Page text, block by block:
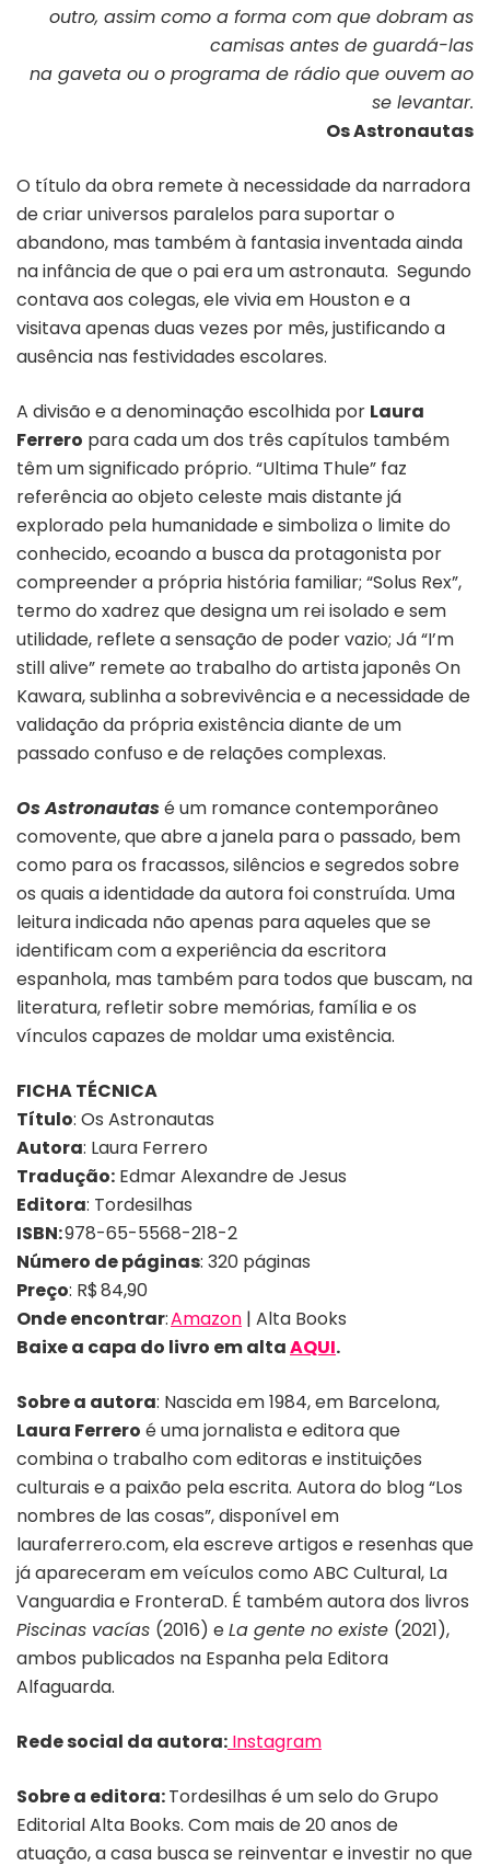
outro, assim como a forma com que dobram as
camisas antes de guardá-las
na gaveta ou o programa de rádio que ouvem ao
se levantar.
Os Astronautas
O título da obra remete à necessidade da narradora
de criar universos paralelos para suportar o
abandono, mas também à fantasia inventada ainda
na infância de que o pai era um astronauta. Segundo
contava aos colegas, ele vivia em Houston e a
visitava apenas duas vezes por mês, justificando a
ausência nas festividades escolares.
A divisão e a denominação escolhida por Laura
Ferrero para cada um dos três capítulos também
têm um significado próprio. “Ultima Thule” faz
referência ao objeto celeste mais distante já
explorado pela humanidade e simboliza o limite do
conhecido, ecoando a busca da protagonista por
compreender a própria história familiar; “Solus Rex”,
termo do xadrez que designa um rei isolado e sem
utilidade, reflete a sensação de poder vazio; Já “I’m
still alive” remete ao trabalho do artista japonês On
Kawara, sublinha a sobrevivência e a necessidade de
validação da própria existência diante de um
passado confuso e de relações complexas.
Os Astronautasé um romance contemporâneo
comovente, que abre a janela para o passado, bem
como para os fracassos, silêncios e segredos sobre
os quais a identidade da autora foi construída. Uma
leitura indicada não apenas para aqueles que se
identificam com a experiência da escritora
espanhola, mas também para todos que buscam, na
literatura, refletir sobre memórias, família e os
vínculos capazes de moldar uma existência.
FICHA TÉCNICA
Título: Os Astronautas
Autora: Laura Ferrero
Tradução: Edmar Alexandre de Jesus
Editora: Tordesilhas
ISBN:978-65-5568-218-2
Número de páginas: 320 páginas
Preço: R$ 84,90
Onde encontrar:Amazon | Alta Books
Baixe a capa do livro em altaAQUI.
Sobre a autora: Nascida em 1984, em Barcelona,
Laura Ferrero é uma jornalista e editora que
combina o trabalho com editoras e instituições
culturais e a paixão pela escrita. Autora do blog “Los
nombres de las cosas”, disponível em
lauraferrero.com, ela escreve artigos e resenhas que
já apareceram em veículos como ABC Cultural, La
Vanguardia e FronteraD. É também autora dos livros
Piscinas vacías (2016) eLa gente no existe (2021),
ambos publicados na Espanha pela Editora
Alfaguarda.
Rede social da autora: Instagram
Sobre a editora:Tordesilhas é um selo do Grupo
Editorial Alta Books. Com mais de 20 anos de
atuação, a casa busca se reinventar e investir no que